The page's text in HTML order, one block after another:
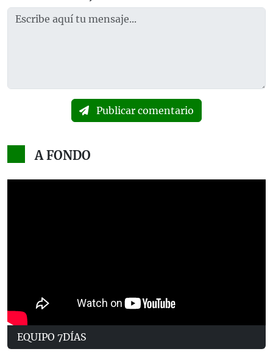
Publicar comentario
A FONDO
EQUIPO 7DÍAS